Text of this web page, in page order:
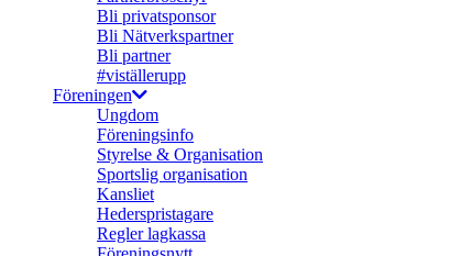
Bli privatsponsor
Bli Nätverkspartner
Bli partner
#viställerupp
Föreningen
Ungdom
Föreningsinfo
Styrelse & Organisation
Sportslig organisation
Kansliet
Hederspristagare
Regler lagkassa